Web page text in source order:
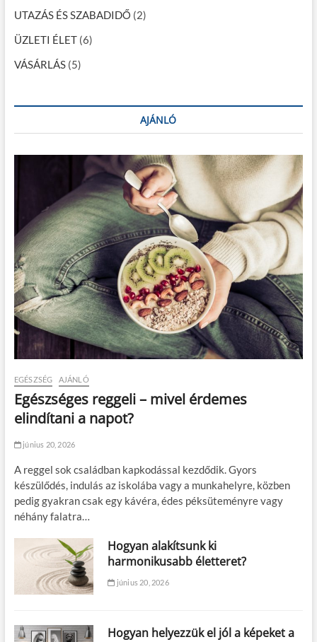
UTAZÁS ÉS SZABADIDŐ (2)
ÜZLETI ÉLET(6)
VÁSÁRLÁS(5)
AJÁNLÓ
EGÉSZSÉG AJÁNLÓ
Egészséges reggeli – mivel érdemes
elindítani a napot?
június 20, 2026
A reggel sok családban kapkodással kezdődik. Gyors
készülődés, indulás az iskolába vagy a munkahelyre, közben
pedig gyakran csak egy kávéra, édes péksüteményre vagy
néhány falatra…
Hogyan alakítsunk ki
harmonikusabb életteret?
június 20, 2026
Hogyan helyezzük el jól a képeket a